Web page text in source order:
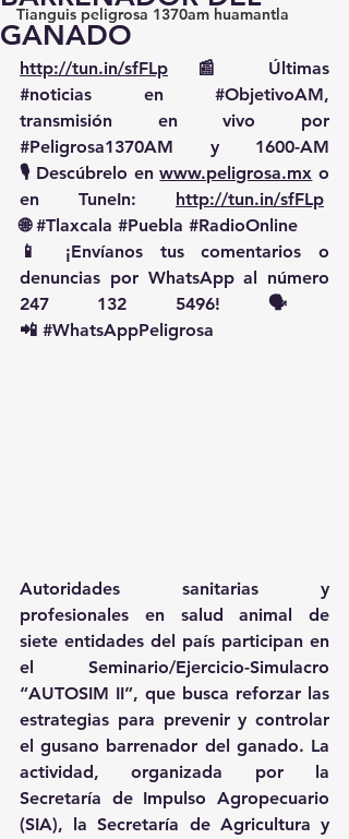
Tianguis peligrosa 1370am huamantla
GANADO
http://tun.in/sfFLp
#noticias en #ObjetivoAM,
#Peligrosa1370AM y 1600-AM
🎙️ Descúbrelo en www.peligrosa.mx o
en TuneIn: http://tun.in/sfFLp
🌐 #Tlaxcala #Puebla #RadioOnline
📱 ¡Envíanos tus comentarios o
denuncias por WhatsApp al número
247 132 5496! 🗣️
📲 #WhatsAppPeligrosa
Autoridades sanitarias y
profesionales en salud animal de
siete entidades del país participan en
el Seminario/Ejercicio-Simulacro
“AUTOSIM II”, que busca reforzar las
estrategias para prevenir y controlar
el gusano barrenador del ganado. La
actividad, organizada por la
Secretaría de Impulso Agropecuario
(SIA), la Secretaría de Agricultura y